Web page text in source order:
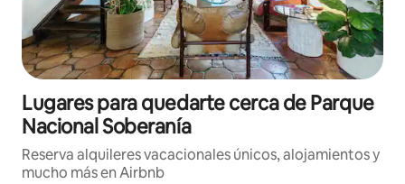
Lugares para quedarte cerca de Parque
Nacional Soberanía
Reserva alquileres vacacionales únicos, alojamientos y
mucho más en Airbnb